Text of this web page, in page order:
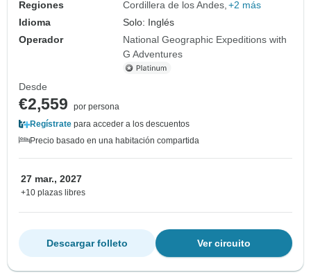
Regiones Cordillera de los Andes +2 más
Idioma
Solo: Inglés
Operador
National Geographic Expeditions with
G Adventures
Desde
€2,559
por persona
Regístrate para acceder a los descuentos
Precio basado en una habitación compartida
27 mar., 2027
+10 plazas libres
Ver circuito
Descargar folleto